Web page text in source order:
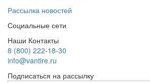
Рассылка новостей
Социальные сети
Наши Контакты
8 (800) 222-18-30
info@vantire.ru
Подписаться на рассылку